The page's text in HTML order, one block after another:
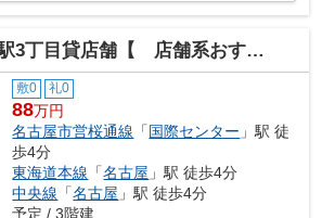
3丁目貸店舗【 店舗系おすすめ 】
敷0 礼0
88万円
名古屋市営桜通線 「国際センター 」駅 徒
歩4分
東海道本線 「名古屋 」駅 徒歩4分
中央線 「名古屋 」駅 徒歩4分
予定 / 3階建